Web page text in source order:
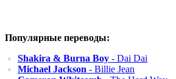
Популярные переводы:
Shakira & Burna Boy - Dai Dai
Michael Jackson - Billie Jean